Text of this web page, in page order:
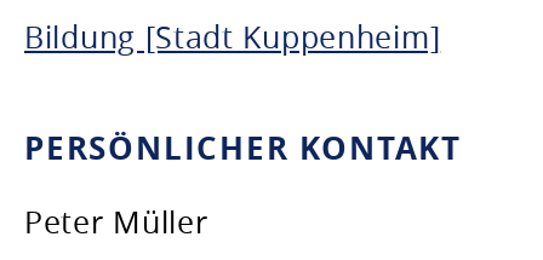
Bildung [Stadt Kuppenheim]
PERSÖNLICHER KONTAKT
Peter Müller